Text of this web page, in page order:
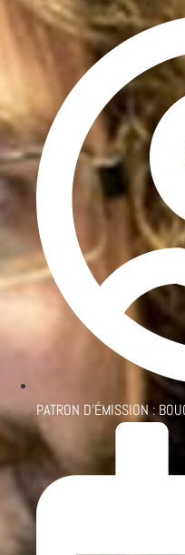
PATRON D'ÉMISSION :